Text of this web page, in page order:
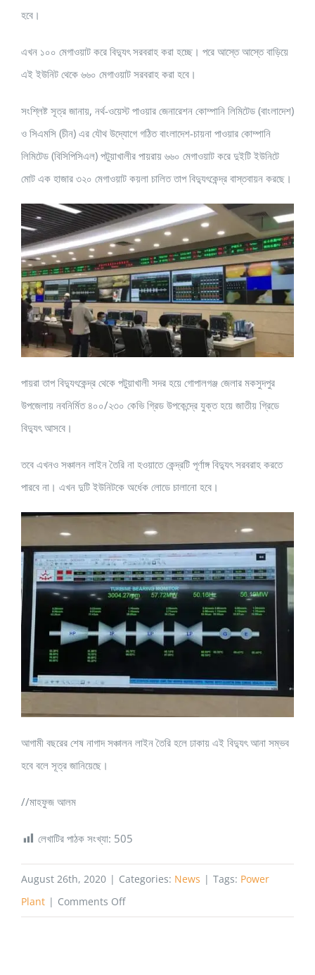
হবে।
এখন ১০০ মেগাওয়াট করে বিদ্যুৎ সরবরাহ করা হচ্ছে। পরে আস্তে আস্তে বাড়িয়ে
এই ইউনিট থেকে ৬৬০ মেগাওয়াট সরবরাহ করা হবে।
সংশ্লিষ্ট সূত্র জানায়, নর্থ-ওয়েস্ট পাওয়ার জেনারেশন কোম্পানি লিমিটেড (বাংলাদেশ)
ও সিএমসি (চীন) এর যৌথ উদ্যোগে গঠিত বাংলাদেশ-চায়না পাওয়ার কোম্পানি
লিমিটেড (বিসিপিসিএল) পটুয়াখালীর পায়রায় ৬৬০ মেগাওয়াট করে দুইটি ইউনিটে
মোট এক হাজার ৩২০ মেগাওয়াট কয়লা চালিত তাপ বিদ্যুৎকেন্দ্র বাস্তবায়ন করছে।
পায়রা তাপ বিদ্যুৎকেন্দ্র থেকে পটুয়াখালী সদর হয়ে গোপালগঞ্জ জেলার মকসুদপুর
উপজেলায় নবনির্মিত ৪০০/২৩০ কেভি গ্রিড উপকেন্দ্রে যুক্ত হয়ে জাতীয় গ্রিডে
বিদ্যুৎ আসবে।
তবে এখনও সঞ্চালন লাইন তৈরি না হওয়াতে কেন্দ্রটি পূর্ণাঙ্গ বিদ্যুৎ সরবরাহ করতে
পারবে না। এখন দুটি ইউনিটকে অর্ধেক লোডে চালানো হবে।
আগামী বছরের শেষ নাগাদ সঞ্চালন লাইন তৈরি হলে ঢাকায় এই বিদ্যুৎ আনা সম্ভব
হবে বলে সূত্র জানিয়েছে।
//মাহফুজ আলম
লেখাটির পাঠক সংখ্যা: 505
August 26th, 2020 | Categories: News | Tags: Power
Plant | Comments Offon